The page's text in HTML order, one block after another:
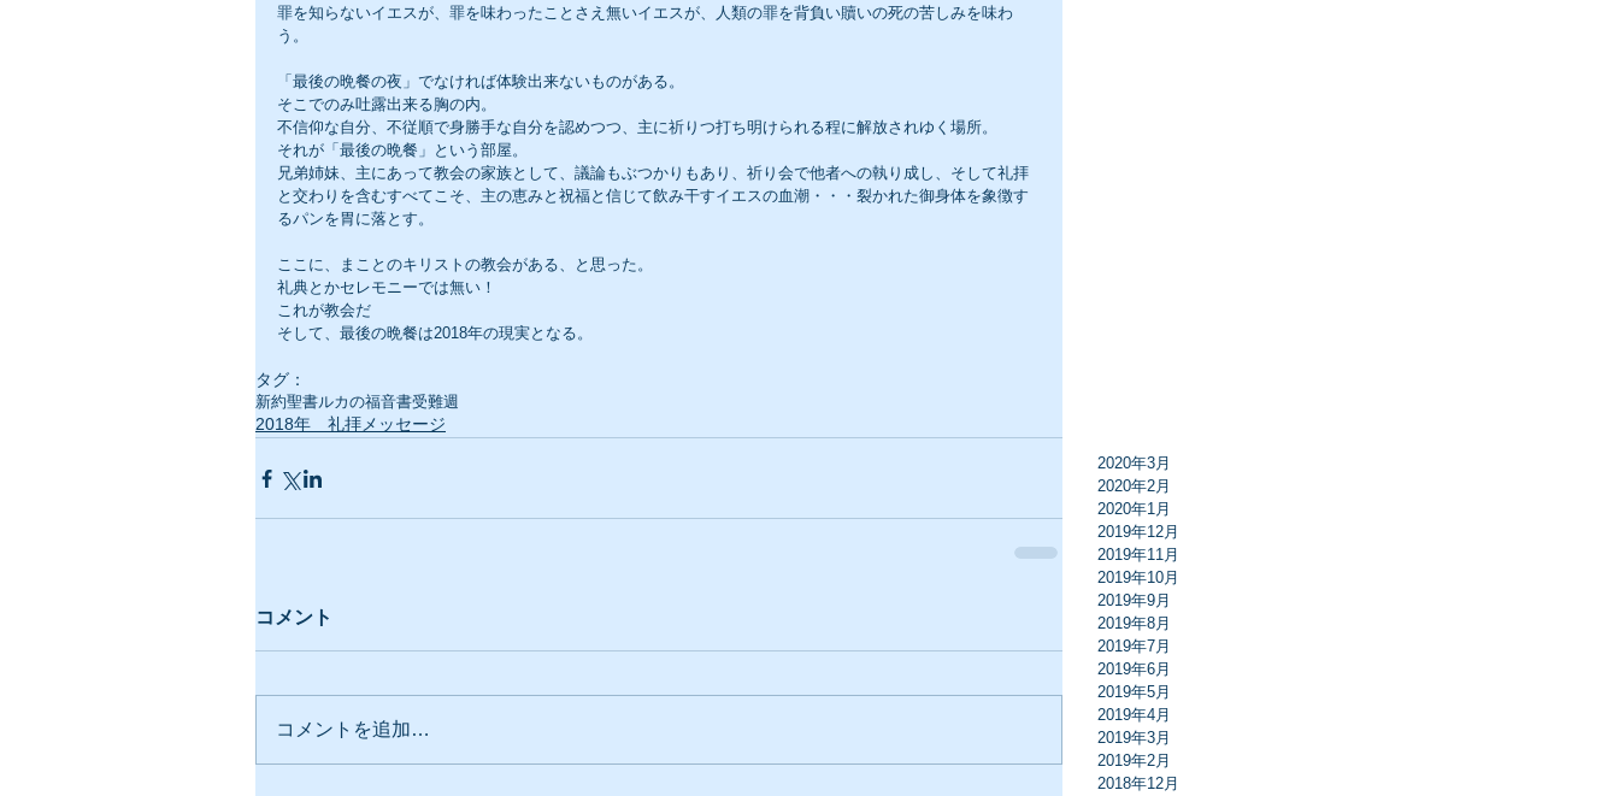
罪を知らないイエスが、罪を味わったことさえ無いイエスが、人類の罪を背負い贖いの死の苦しみを味わ
う。
「最後の晩餐の夜」でなければ体験出来ないものがある。
そこでのみ吐露出来る胸の内。
不信仰な自分、不従順で身勝手な自分を認めつつ、主に祈りつ打ち明けられる程に解放されゆく場所。
それが「最後の晩餐」という部屋。
兄弟姉妹、主にあって教会の家族として、議論もぶつかりもあり、祈り会で他者への執り成し、そして礼拝
と交わりを含むすべてこそ、主の恵みと祝福と信じて飲み干すイエスの血潮・・・裂かれた御身体を象徴す
るパンを胃に落とす。
ここに、まことのキリストの教会がある、と思った。
礼典とかセレモニーでは無い！
これが教会だ
そして、最後の晩餐は2018年の現実となる。
タグ：
新約聖書ルカの福音書受難週
2018年 礼拝メッセージ
コメント
コメントを追加…
2020年3月
2020年2月
2020年1月
2019年12月
2019年11月
2019年10月
2019年9月
2019年8月
2019年7月
2019年6月
2019年5月
2019年4月
2019年3月
2019年2月
2018年12月